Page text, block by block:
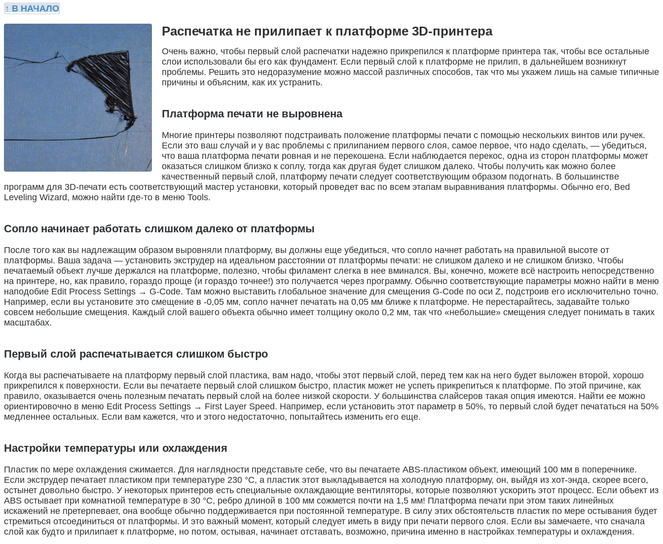
↑ В НАЧАЛО
Распечатка не прилипает к платформе 3D-принтера
Очень важно, чтобы первый слой распечатки надежно прикрепился к платформе принтера так, чтобы все остальные
слои использовали бы его как фундамент. Если первый слой к платформе не прилип, в дальнейшем возникнут
проблемы. Решить это недоразумение можно массой различных способов, так что мы укажем лишь на самые типичные
причины и объясним, как их устранить.
Платформа печати не выровнена
Многие принтеры позволяют подстраивать положение платформы печати с помощью нескольких винтов или ручек.
Если это ваш случай и у вас проблемы с прилипанием первого слоя, самое первое, что надо сделать, — убедиться,
что ваша платформа печати ровная и не перекошена. Если наблюдается перекос, одна из сторон платформы может
оказаться слишком близко к соплу, тогда как другая будет слишком далеко. Чтобы получить как можно более
качественный первый слой, платформу печати следует соответствующим образом подогнать. В большинстве
программ для 3D-печати есть соответствующий мастер установки, который проведет вас по всем этапам выравнивания платформы. Обычно его, Bed
Leveling Wizard, можно найти где-то в меню Tools.
Сопло начинает работать слишком далеко от платформы
После того как вы надлежащим образом выровняли платформу, вы должны еще убедиться, что сопло начнет работать на правильной высоте от
платформы. Ваша задача — установить экструдер на идеальном расстоянии от платформы печати: не слишком далеко и не слишком близко. Чтобы
печатаемый объект лучше держался на платформе, полезно, чтобы филамент слегка в нее вминался. Вы, конечно, можете всё настроить непосредственно
на принтере, но, как правило, гораздо проще (и гораздо точнее!) это получается через программу. Обычно соответствующие параметры можно найти в меню
наподобие Edit Process Settings → G-Code. Там можно выставить глобальное значение для смещения G-Code по оси Z, подстроив его исключительно точно.
Например, если вы установите это смещение в -0,05 мм, сопло начнет печатать на 0,05 мм ближе к платформе. Не перестарайтесь, задавайте только
совсем небольшие смещения. Каждый слой вашего объекта обычно имеет толщину около 0,2 мм, так что «небольшие» смещения следует понимать в таких
масштабах.
Первый слой распечатывается слишком быстро
Когда вы распечатываете на платформу первый слой пластика, вам надо, чтобы этот первый слой, перед тем как на него будет выложен второй, хорошо
прикрепился к поверхности. Если вы печатаете первый слой слишком быстро, пластик может не успеть прикрепиться к платформе. По этой причине, как
правило, оказывается очень полезным печатать первый слой на более низкой скорости. У большинства слайсеров такая опция имеются. Найти ее можно
ориентировочно в меню Edit Process Settings → First Layer Speed. Например, если установить этот параметр в 50%, то первый слой будет печататься на 50%
медленнее остальных. Если вам кажется, что и этого недостаточно, попытайтесь изменить его еще.
Настройки температуры или охлаждения
Пластик по мере охлаждения сжимается. Для наглядности представьте себе, что вы печатаете ABS-пластиком объект, имеющий 100 мм в поперечнике.
Если экструдер печатает пластиком при температуре 230 °С, а пластик этот выкладывается на холодную платформу, он, выйдя из хот-энда, скорее всего,
остынет довольно быстро. У некоторых принтеров есть специальные охлаждающие вентиляторы, которые позволяют ускорить этот процесс. Если объект из
ABS остывает при комнатной температуре в 30 °С, ребро длиной в 100 мм сожмется почти на 1,5 мм! Платформа печати при этом таких линейных
искажений не претерпевает, она вообще обычно поддерживается при постоянной температуре. В силу этих обстоятельств пластик по мере остывания будет
стремиться отсоединиться от платформы. И это важный момент, который следует иметь в виду при печати первого слоя. Если вы замечаете, что сначала
слой как будто и прилипает к платформе, но потом, остывая, начинает отставать, возможно, причина именно в настройках температуры и охлаждения.